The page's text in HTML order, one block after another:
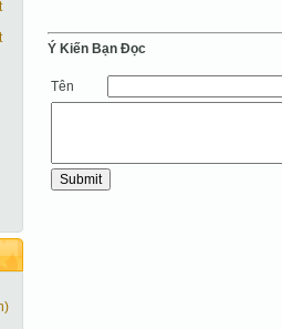
Ý Kiến Bạn Ðọc
Tên